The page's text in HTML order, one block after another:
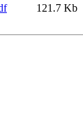
121.7 Kb